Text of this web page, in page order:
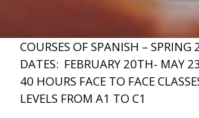
COURSES OF SPANISH – SPRING
DATES: FEBRUARY 20TH- MAY
40 HOURS FACE TO FACE
LEVELS FROM A1 TO C1